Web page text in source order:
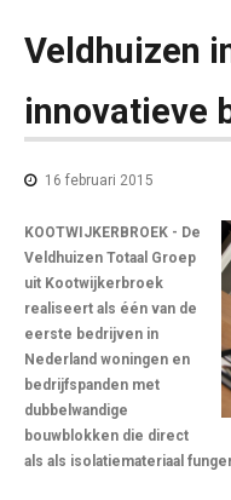
Veldhuizen
innovatieve
16 februari 2015
KOOTWIJKERBROEK - De
Veldhuizen Totaal Groep
uit Kootwijkerbroek
realiseert als één van de
eerste bedrijven in
Nederland woningen en
bedrijfspanden met
dubbelwandige
bouwblokken die direct
als als isolatiemateriaal